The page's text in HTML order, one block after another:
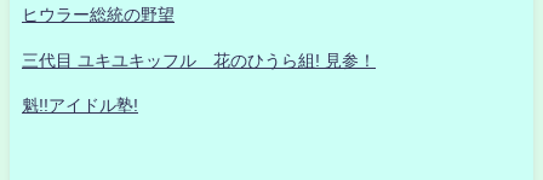
ヒウラー総統の野望
三代目 ユキユキッフル 花のひうら組! 見参！
魁!!アイドル塾!